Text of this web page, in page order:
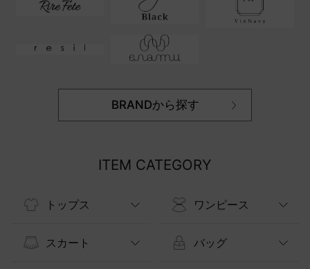
BRANDから探す
ITEM CATEGORY
トップス
スカート
ワンピース
バッグ